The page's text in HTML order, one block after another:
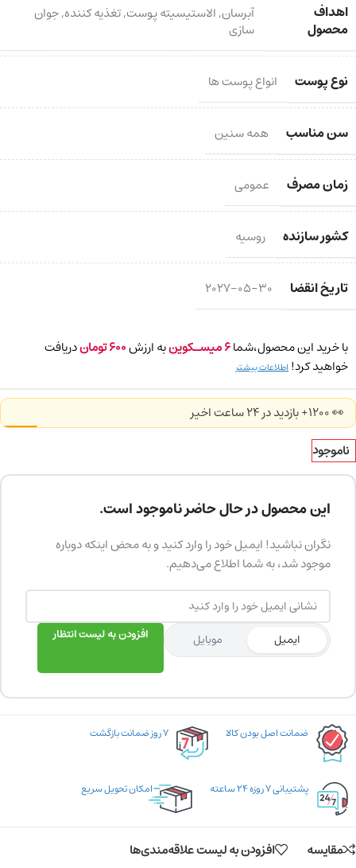
اهداف
محصول
آبرسان,الاستیسیته پوست,تغذیه کننده,جوان
سازی
نوع پوست انواع پوست ها
سن مناسب همه سنین
زمان مصرف عمومی
کشور سازنده روسیه
تاریخ انقضا 2027-05-30
با خرید این محصول،شما6میسـکوینبه ارزش600توماندریافت
خواهید کرد! اطلاعات بیشتر
👀 1200+ بازدید در ۲۴ ساعت اخیر
ناموجود
این محصول در حال حاضر ناموجود است.
نگران نباشید! ایمیل خود را وارد کنید و به محض اینکه دوباره
موجود شد، به شما اطلاع می‌دهیم.
ایمیل موبایل افزودن به لیست انتظار
ضمانت اصل بودن کالا ۷ روز ضمانت بازگشت
پشتیبانی ۷ روزه ۲۴ ساعته امکان تحویل سریع
مقایسه افزودن به لیست علاقه‌مندی‌ها